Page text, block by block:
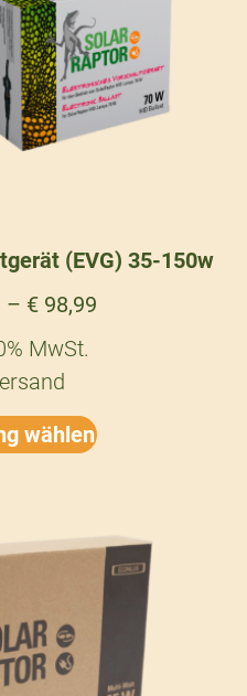
(EVG) 35-150w
– € 98,99
MwSt.
wählen